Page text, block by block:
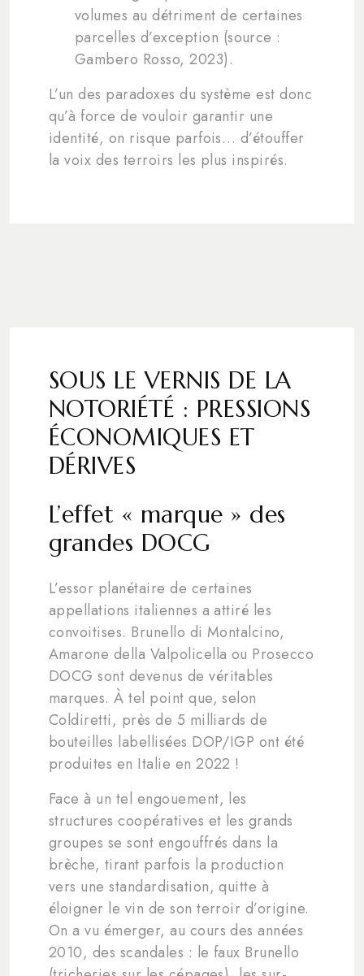
volumes au détriment de certaines
parcelles d’exception (source :
Gambero Rosso, 2023).
L’un des paradoxes du système est donc
qu’à force de vouloir garantir une
identité, on risque parfois… d’étouffer
la voix des terroirs les plus inspirés.
SOUS LE VERNIS DE LA
NOTORIÉTÉ : PRESSIONS
ÉCONOMIQUES ET
DÉRIVES
L’effet « marque » des
grandes DOCG
L’essor planétaire de certaines
appellations italiennes a attiré les
convoitises. Brunello di Montalcino,
Amarone della Valpolicella ou Prosecco
DOCG sont devenus de véritables
marques. À tel point que, selon
Coldiretti, près de 5 milliards de
bouteilles labellisées DOP/IGP ont été
produites en Italie en 2022 !
Face à un tel engouement, les
structures coopératives et les grands
groupes se sont engouffrés dans la
brèche, tirant parfois la production
vers une standardisation, quitte à
éloigner le vin de son terroir d’origine.
On a vu émerger, au cours des années
2010, des scandales : le faux Brunello